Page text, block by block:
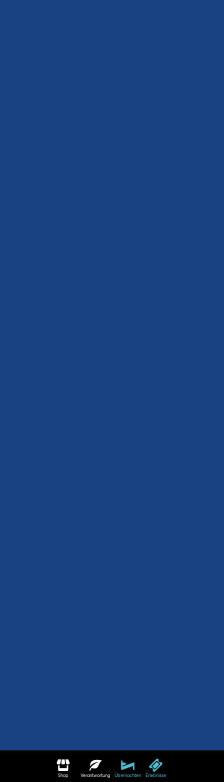
Shop Verantwortung Übernachten Erlebnisse